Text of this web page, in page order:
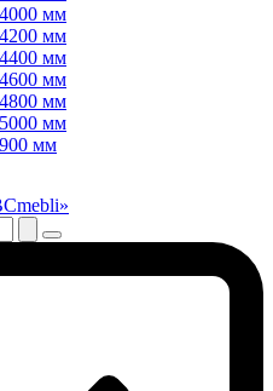
мм
мм
мм
мм
мм
мм
мм